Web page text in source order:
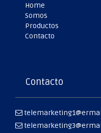
Home
Somos
Productos
Contacto
Contacto